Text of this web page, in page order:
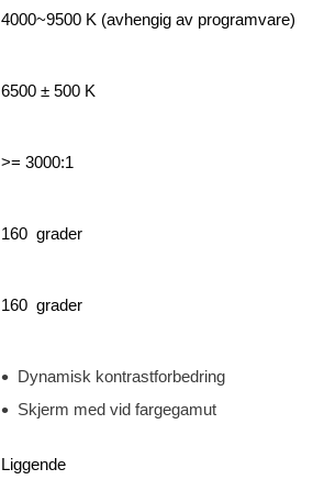
4000~9500 K (avhengig av programvare)
6500 ± 500 K
>= 3000:1
160 grader
160 grader
Dynamisk kontrastforbedring
Skjerm med vid fargegamut
Liggende